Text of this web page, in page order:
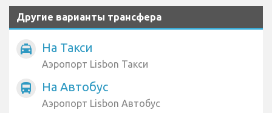
Другие варианты трансфера
local_taxi На Такси
Аэропорт Lisbon Такси
directions_bus На Автобус
Аэропорт Lisbon Автобус